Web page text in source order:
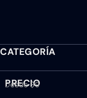
CATEGORÍA
PRECIO
Desde $9